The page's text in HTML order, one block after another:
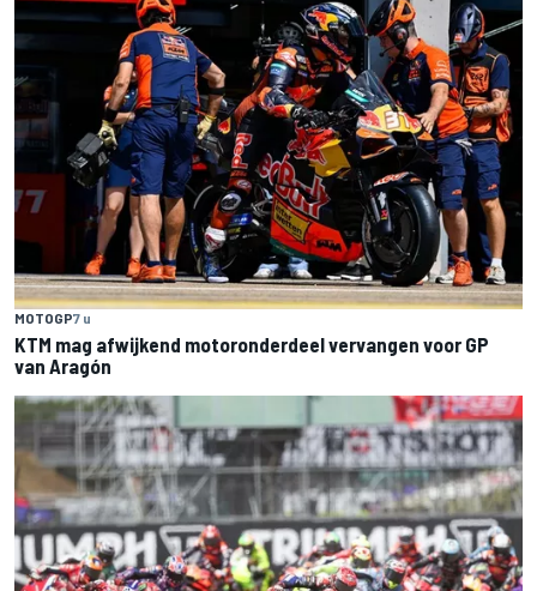
MOTOGP7 u
KTM mag afwijkend motoronderdeel vervangen voor GP
van Aragón